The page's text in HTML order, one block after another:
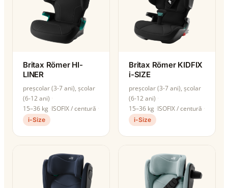
Britax Römer HI-
LINER
preșcolar (3-7 ani), școlar
(6-12 ani)
15–36 kg ISOFIX / centură
i-Size
Britax Römer KIDFIX
i-SIZE
preșcolar (3-7 ani), școlar
(6-12 ani)
15–36 kg ISOFIX / centură
i-Size